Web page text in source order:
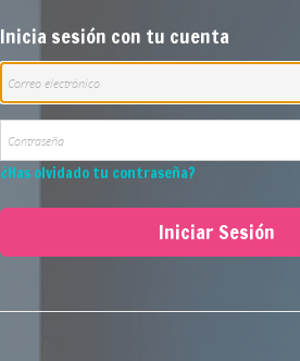
Inicia sesión con tu cuenta
¿Has olvidado tu contraseña?
Iniciar Sesión